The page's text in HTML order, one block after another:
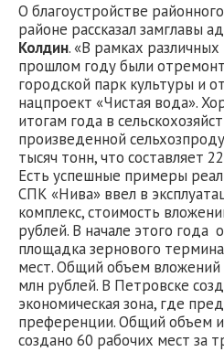
О благоустройстве
районе рассказал замглавы
Колдин. «В рамках
прошлом году были
городской парк культуры и
нацпроект «Чистая вода».
итогам года в
произведенной
тысяч тонн, что составляет
Есть успешные примеры
СПК «Нива» ввел в
комплекс, стоимость
рублей. В начале этого года
площадка зернового
мест. Общий объем вложений
млн рублей. В Петровске
экономическая зона, где
преференции. Общий объем
создано 60 рабочих мест за